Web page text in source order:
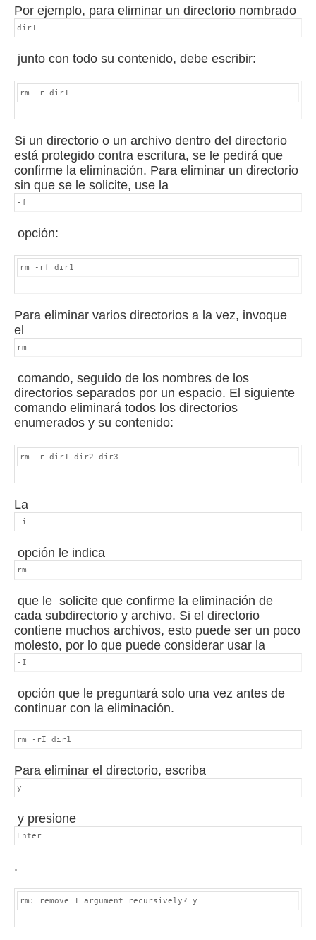
Por ejemplo, para eliminar un directorio nombrado
dir1
junto con todo su contenido, debe escribir:
rm -r dir1
Si un directorio o un archivo dentro del directorio
está protegido contra escritura, se le pedirá que
confirme la eliminación. Para eliminar un directorio
sin que se le solicite, use la
-f
opción:
rm -rf dir1
Para eliminar varios directorios a la vez, invoque
el
rm
comando, seguido de los nombres de los
directorios separados por un espacio. El siguiente
comando eliminará todos los directorios
enumerados y su contenido:
rm -r dir1 dir2 dir3
La
-i
opción le indica
rm
que le solicite que confirme la eliminación de
cada subdirectorio y archivo. Si el directorio
contiene muchos archivos, esto puede ser un poco
molesto, por lo que puede considerar usar la
-I
opción que le preguntará solo una vez antes de
continuar con la eliminación.
rm -rI dir1
Para eliminar el directorio, escriba
y
y presione
Enter
.